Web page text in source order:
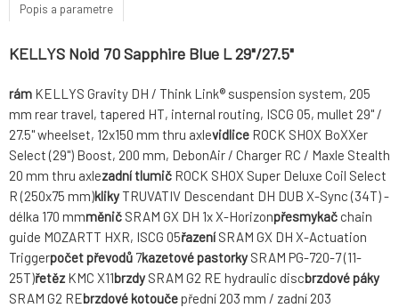
Popis a parametre
KELLYS Noid 70 Sapphire Blue L 29"/27.5"
rám KELLYS Gravity DH / Think Link® suspension system, 205
mm rear travel, tapered HT, internal routing, ISCG 05, mullet 29" /
27.5" wheelset, 12x150 mm thru axlevidlice ROCK SHOX BoXXer
Select (29") Boost, 200 mm, DebonAir / Charger RC / Maxle Stealth
20 mm thru axlezadní tlumič ROCK SHOX Super Deluxe Coil Select
R (250x75 mm)klikyTRUVATIV Descendant DH DUB X-Sync (34T) -
délka 170 mmměnič SRAM GX DH 1x X-Horizonpřesmykač chain
guide MOZARTT HXR, ISCG 05řazeníSRAM GX DH X-Actuation
Triggerpočet převodů 7kazetové pastorky SRAM PG-720-7 (11-
25T)řetěz KMC X11brzdy SRAM G2 RE hydraulic discbrzdové páky
SRAM G2 REbrzdové kotoučepřední 203 mm / zadní 203